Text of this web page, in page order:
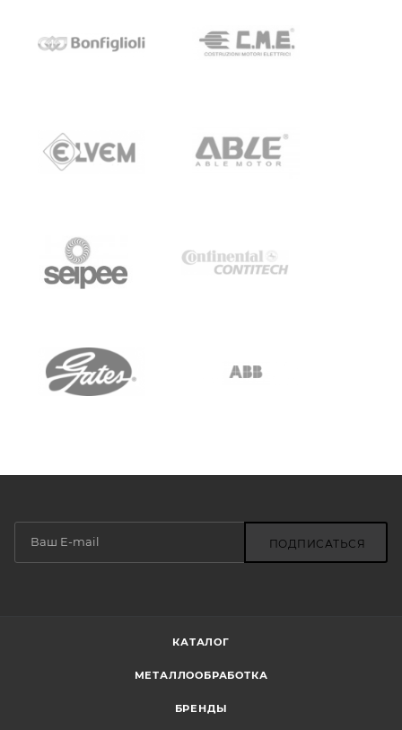
ПОДПИСАТЬСЯ
КАТАЛОГ
МЕТАЛЛООБРАБОТКА
БРЕНДЫ